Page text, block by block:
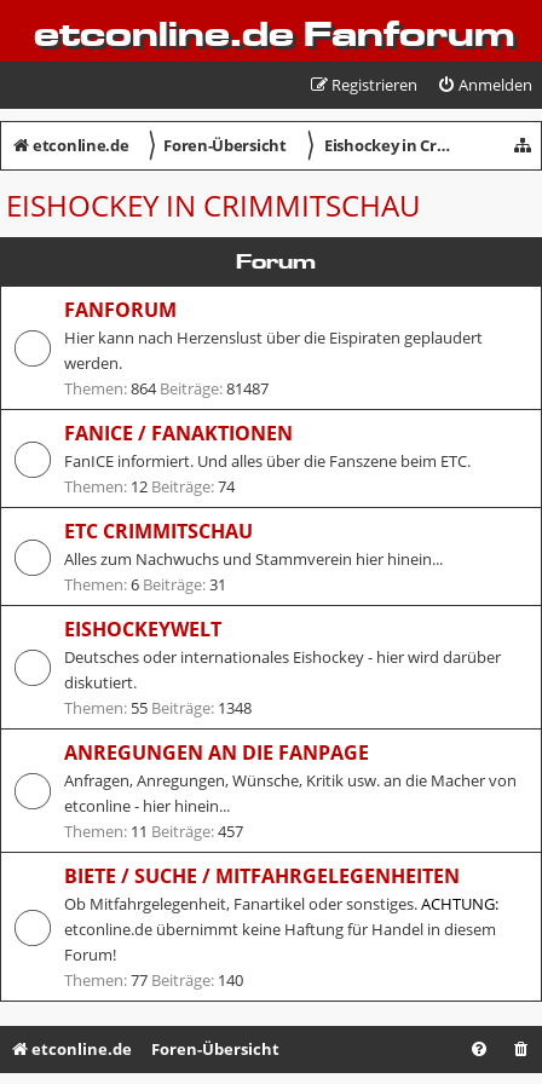
etconline.de Fanforum
Anmelden
Registrieren
etconline.de 〉 Foren-Übersicht 〉 Eishockey in Crimmitschau
EISHOCKEY IN CRIMMITSCHAU
Forum
FANFORUM
Hier kann nach Herzenslust über die Eispiraten geplaudert
werden.
Themen:864Beiträge:81487
FANICE / FANAKTIONEN
FanICE informiert. Und alles über die Fanszene beim ETC.
Themen: 12 Beiträge:74
ETC CRIMMITSCHAU
Alles zum Nachwuchs und Stammverein hier hinein...
Themen:6 Beiträge:31
EISHOCKEYWELT
Deutsches oder internationales Eishockey - hier wird darüber
diskutiert.
Themen: 55 Beiträge: 1348
ANREGUNGEN AN DIE FANPAGE
Anfragen, Anregungen, Wünsche, Kritik usw. an die Macher von
etconline - hier hinein...
Themen: 11 Beiträge:457
BIETE / SUCHE / MITFAHRGELEGENHEITEN
Ob Mitfahrgelegenheit, Fanartikel oder sonstiges.ACHTUNG:
etconline.de übernimmt keine Haftung für Handel in diesem
Forum!
Themen:77 Beiträge: 140
etconline.de Foren-Übersicht